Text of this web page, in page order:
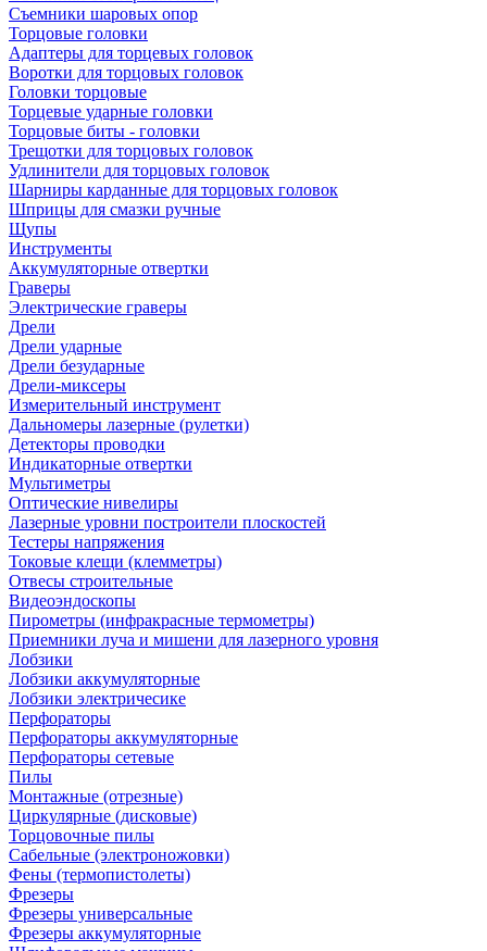
Съемники шаровых опор
Торцовые головки
Адаптеры для торцевых головок
Воротки для торцовых головок
Головки торцовые
Торцевые ударные головки
Торцовые биты - головки
Трещотки для торцовых головок
Удлинители для торцовых головок
Шарниры карданные для торцовых головок
Шприцы для смазки ручные
Щупы
Инструменты
Аккумуляторные отвертки
Граверы
Электрические граверы
Дрели
Дрели ударные
Дрели безударные
Дрели-миксеры
Измерительный инструмент
Дальномеры лазерные (рулетки)
Детекторы проводки
Индикаторные отвертки
Мультиметры
Оптические нивелиры
Лазерные уровни построители плоскостей
Тестеры напряжения
Токовые клещи (клемметры)
Отвесы строительные
Видеоэндоскопы
Пирометры (инфракрасные термометры)
Приемники луча и мишени для лазерного уровня
Лобзики
Лобзики аккумуляторные
Лобзики электричесике
Перфораторы
Перфораторы аккумуляторные
Перфораторы сетевые
Пилы
Монтажные (отрезные)
Циркулярные (дисковые)
Торцовочные пилы
Сабельные (электроножовки)
Фены (термопистолеты)
Фрезеры
Фрезеры универсальные
Фрезеры аккумуляторные